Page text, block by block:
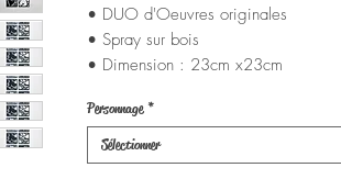
• DUO d'Oeuvres originales
• Spray sur bois
• Dimension : 23cm x23cm
Personnage *
Sélectionner